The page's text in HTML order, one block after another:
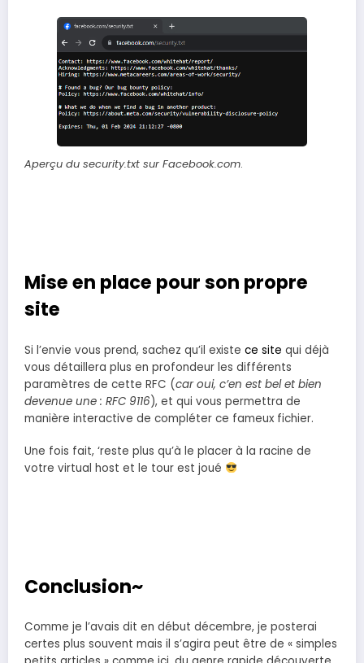
Aperçu du security.txt sur Facebook.com.
Mise en place pour son propre
site
Si l’envie vous prend, sachez qu’il existe ce site qui déjà
vous détaillera plus en profondeur les différents
paramètres de cette RFC (car oui, c’en est bel et bien
devenue une : RFC 9116), et qui vous permettra de
manière interactive de compléter ce fameux fichier.
Une fois fait, ‘reste plus qu’à le placer à la racine de
votre virtual host et le tour est joué
Conclusion~
Comme je l’avais dit en début décembre, je posterai
certes plus souvent mais il s’agira peut être de « simples